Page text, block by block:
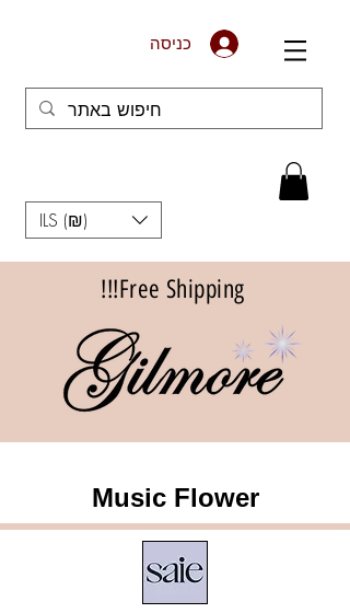
כניסה
ILS (₪)
Free Shipping!!!
Music Flower